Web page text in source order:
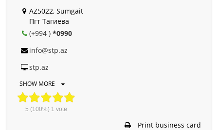
AZ5022, Sumgait
Пгт Тагиева
(+994 ) *0990
info@stp.az
stp.az
SHOW MORE
5 (100%) 1 vote
Print business card